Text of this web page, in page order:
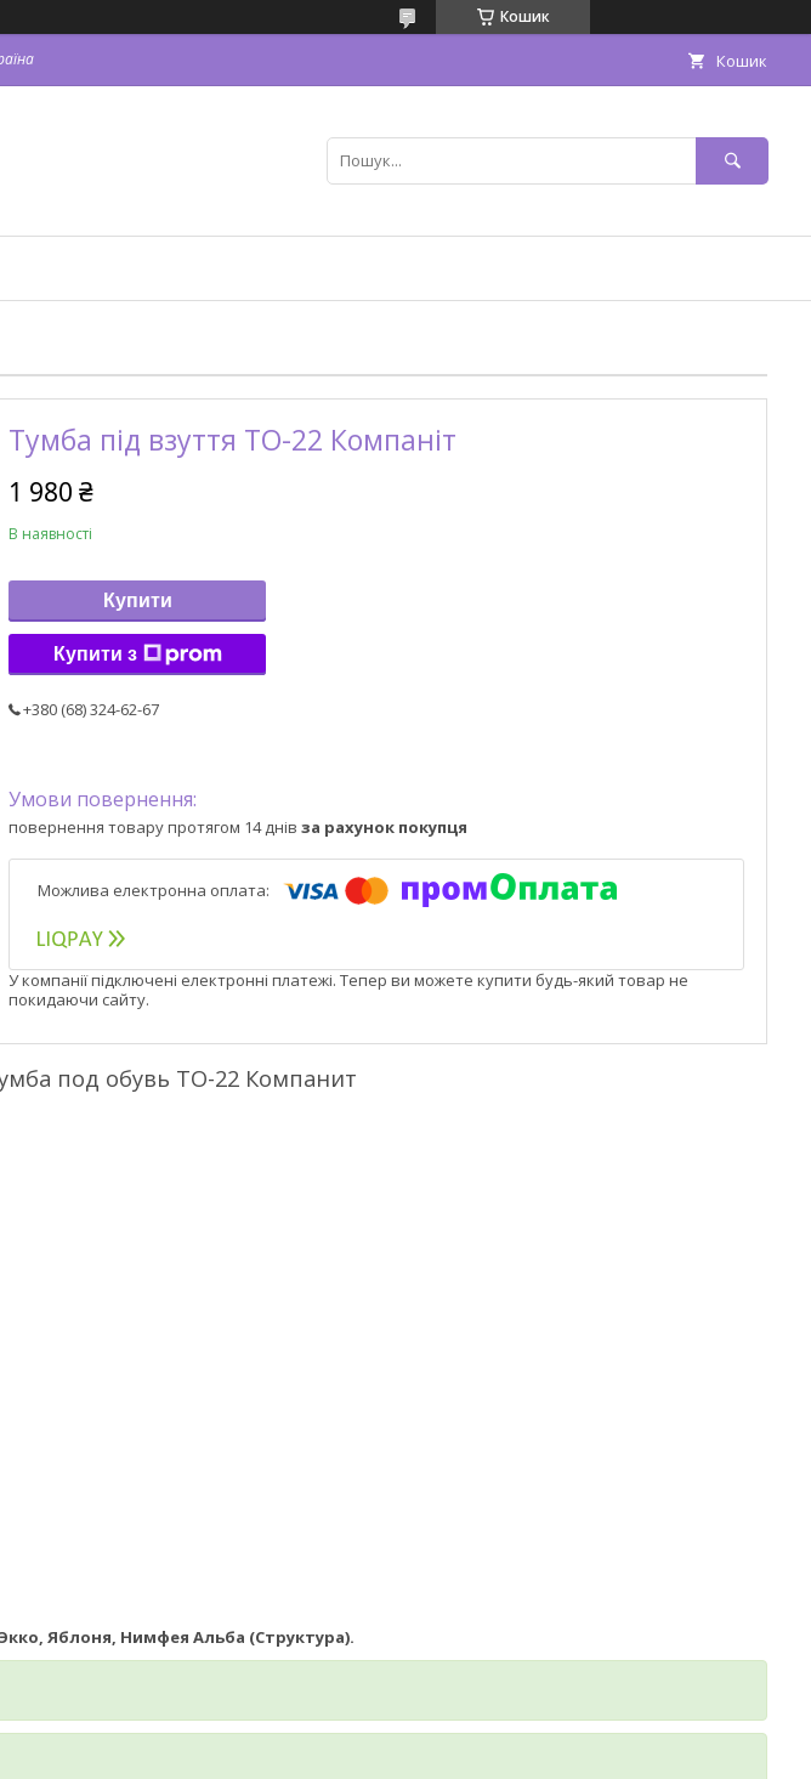
Кошик
Кошик
Тумба під взуття ТО-22 Компаніт
1 980 ₴
В наявності
Купити
Купити з
+380 (68) 324-62-67
повернення товару протягом 14 днів за рахунок покупця
У компанії підключені електронні платежі. Тепер ви можете купити будь-який товар не
покидаючи сайту.
под обувь ТО-22 Компанит
Яблоня, Нимфея Альба (Структура).